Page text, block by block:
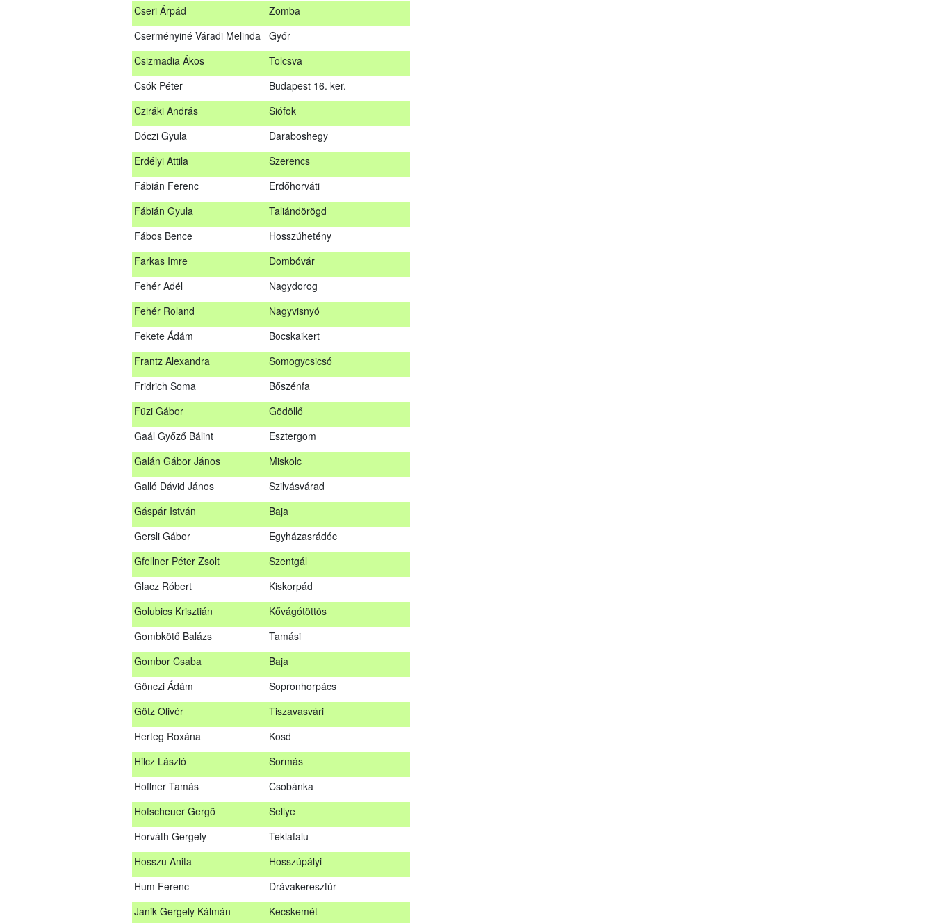
Cseri Árpád
Zomba
Cserményiné Váradi Melinda
Győr
Csizmadia Ákos
Tolcsva
Csók Péter
Budapest 16. ker.
Cziráki András
Siófok
Dóczi Gyula
Daraboshegy
Erdélyi Attila
Szerencs
Fábián Ferenc
Erdőhorváti
Fábián Gyula
Taliándörögd
Fábos Bence
Hosszúhetény
Farkas Imre
Dombóvár
Fehér Adél
Nagydorog
Fehér Roland
Nagyvisnyó
Fekete Ádám
Bocskaikert
Frantz Alexandra
Somogycsicsó
Fridrich Soma
Bőszénfa
Füzi Gábor
Gödöllő
Gaál Győző Bálint
Esztergom
Galán Gábor János
Miskolc
Galló Dávid János
Szilvásvárad
Gáspár István
Baja
Gersli Gábor
Egyházasrádóc
Gfellner Péter Zsolt
Szentgál
Glacz Róbert
Kiskorpád
Golubics Krisztián
Kővágótöttös
Gombkötő Balázs
Tamási
Gombor Csaba
Baja
Gönczi Ádám
Sopronhorpács
Götz Olivér
Tiszavasvári
Herteg Roxána
Kosd
Hilcz László
Sormás
Hoffner Tamás
Csobánka
Hofscheuer Gergő
Sellye
Horváth Gergely
Teklafalu
Hosszu Anita
Hosszúpályi
Hum Ferenc
Drávakeresztúr
Janik Gergely Kálmán
Kecskemét
Czémán Péter
Visegrád
Cziráki András
Barcs
Csáki Mihály
Cigánd
Cseri Árpád
Zomba
Cserményiné Váradi Melinda
Győr
Csizmadia Ákos
Tolcsva
Csók Péter
Budapest 16. ker.
Dóczi Gyula
Daraboshegy
Erdélyi Attila
Szerencs
Fábián Ferenc
Erdőhorváti
Fábián Gyula
Taliándörögd
Fábos Bence
Hosszúhetény
Farkas Imre
Dombóvár
Fehér Adél
Nagydorog
Fehér Roland
Nagyvisnyó
Fekete Ádám
Bocskaikert
Frantz Alexandra
Somogycsicsó
Füzi Gábor
Gödöllő
Gaál Győző Bálint
Esztergom
Galán Gábor János
Miskolc
Galló Dávid János
Szilvásvárad
Gáspár István
Baja
Gersli Gábor
Egyházasrádóc
Gfellner Péter Zsolt
Szentgál
Glacz Róbert
Kiskorpád
Golubics Krisztián
Kővágótöttös
Gombkötő Balázs
Tamási
Gombor Csaba
Baja
Gönczi Ádám
Sopronhorpács
Götz Olivér
Tiszavasvári
Herteg Roxána
Kosd
Hilcz László
Sormás
Hoffner Tamás
Csobánka
Hofscheuer Gergő
Sellye
Horváth Gergely
Teklafalu
Hosszu Anita
Hosszúpályi
Hum Ferenc
Drávakeresztúr